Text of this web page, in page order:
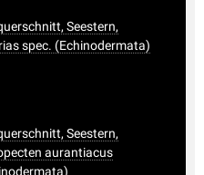
Seestern,
spec. (Echinodermata)
Seestern,
aurantiacus